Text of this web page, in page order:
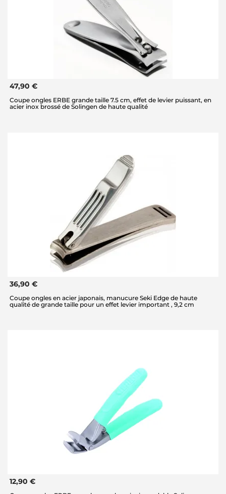
47,90 €
Coupe ongles ERBE grande taille 7.5 cm, effet de levier puissant, en
acier inox brossé de Solingen de haute qualité
36,90 €
Coupe ongles en acier japonais, manucure Seki Edge de haute
qualité de grande taille pour un effet levier important , 9,2 cm
12,90 €